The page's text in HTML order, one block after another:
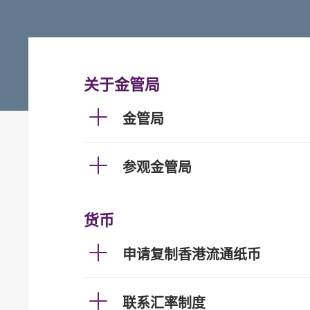
关于金管局
金管局
参观金管局
货币
申请复制香港流通纸币
联系汇率制度